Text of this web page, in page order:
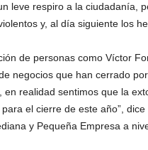
leve respiro a la ciudadanía,
y, al día siguiente los
de personas como Víctor
negocios que han cerrado
en realidad sentimos que la
el cierre de este año”,
y Pequeña Empresa a